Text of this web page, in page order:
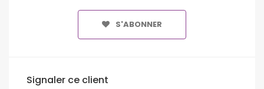
S'ABONNER
Signaler ce client